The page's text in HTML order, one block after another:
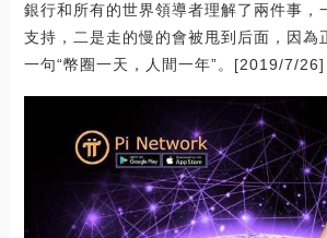
銀行和所有的世界領導者理解了兩件事，
支持，二是走的慢的會被甩到后面，因為
一句“幣圈一天，人間一年”。[2019/7/26]